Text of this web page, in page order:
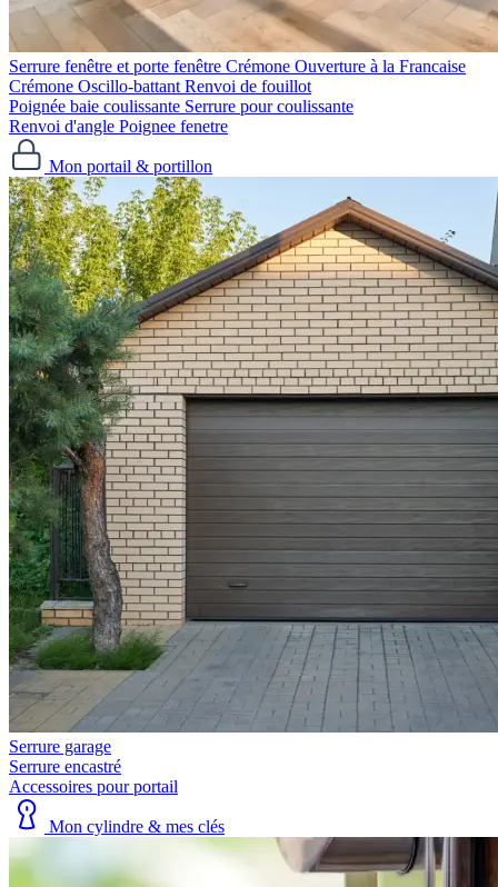
Serrure fenêtre et porte fenêtre Crémone Ouverture à la Francaise
Crémone Oscillo-battant Renvoi de fouillot
Poignée baie coulissante Serrure pour coulissante
Renvoi d'angle Poignee fenetre
Mon portail & portillon
Serrure garage
Serrure encastré
Accessoires pour portail
Mon cylindre & mes clés